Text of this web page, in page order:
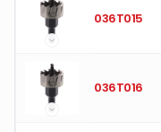
036T015
036T016